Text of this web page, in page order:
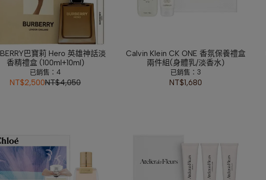
巴寶莉 Hero 英雄神話淡
香精禮盒 (100ml+10ml)
已銷售：4
NT$2,500NT$4,050
Calvin Klein CK ONE 香氛保養禮盒
兩件組(身體乳/淡香水)
已銷售：3
NT$1,680